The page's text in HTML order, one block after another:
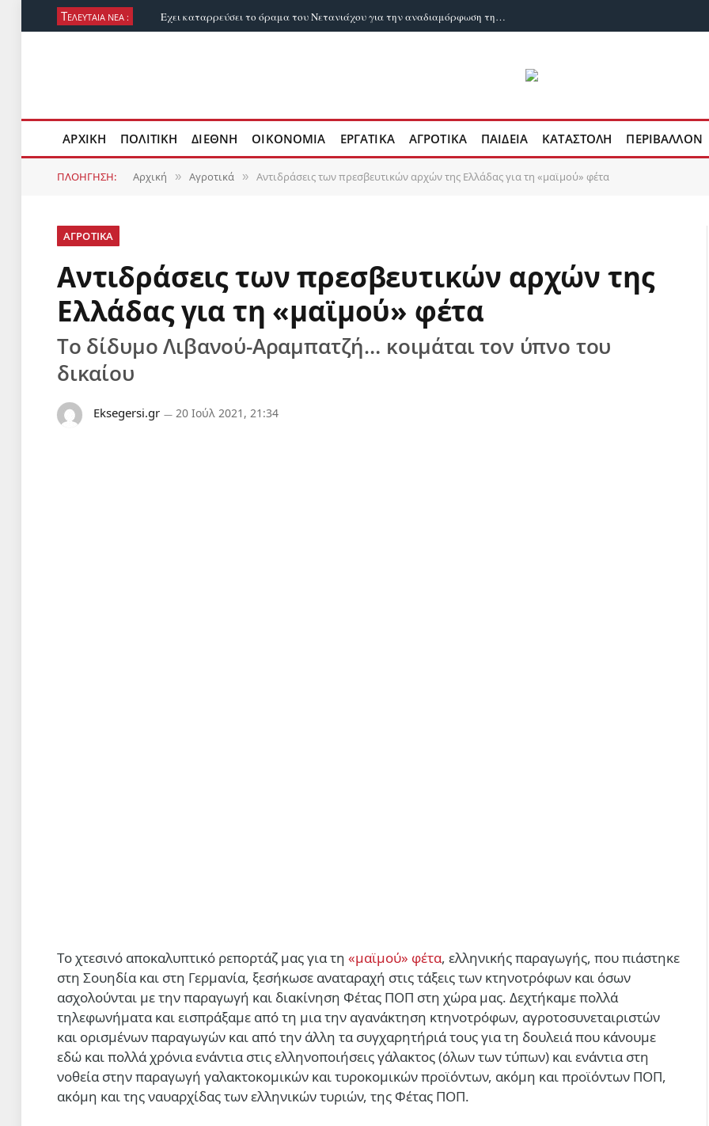
ΤΕΛΕΥΤΑΊΑ ΝΈΑ : Εχει καταρρεύσει το όραμα του Νετανιάχου για την αναδιαμόρφωση της Μέσης Ανατολής;
ΑΡΧΙΚΉ ΠΟΛΙΤΙΚΉ ΔΙΕΘΝΉ ΟΙΚΟΝΟΜΊΑ ΕΡΓΑΤΙΚΆ ΑΓΡΟΤΙΚΆ ΠΑΙΔΕΊΑ ΚΑΤΑΣΤΟΛΉ ΠΕΡΙΒΆΛΛΟΝ
ΠΛΟΉΓΗΣΗ: Αρχική » Αγροτικά » Αντιδράσεις των πρεσβευτικών αρχών της Ελλάδας για τη «μαϊμού» φέτα
ΑΓΡΟΤΙΚΆ
Αντιδράσεις των πρεσβευτικών αρχών της
Ελλάδας για τη «μαϊμού» φέτα
Το δίδυμο Λιβανού-Αραμπατζή… κοιμάται τον ύπνο του
δικαίου
Eksegersi.gr 20 Ιούλ 2021, 21:34
Τo χτεσινό αποκαλυπτικό ρεπορτάζ μας για τη «μαϊμού» φέτα, ελληνικής παραγωγής, που πιάστηκε
στη Σουηδία και στη Γερμανία, ξεσήκωσε αναταραχή στις τάξεις των κτηνοτρόφων και όσων
ασχολούνται με την παραγωγή και διακίνηση Φέτας ΠΟΠ στη χώρα μας. Δεχτήκαμε πολλά
τηλεφωνήματα και εισπράξαμε από τη μια την αγανάκτηση κτηνοτρόφων, αγροτοσυνεταιριστών
και ορισμένων παραγωγών και από την άλλη τα συγχαρητήριά τους για τη δουλειά που κάνουμε
εδώ και πολλά χρόνια ενάντια στις ελληνοποιήσεις γάλακτος (όλων των τύπων) και ενάντια στη
νοθεία στην παραγωγή γαλακτοκομικών και τυροκομικών προϊόντων, ακόμη και προϊόντων ΠΟΠ,
ακόμη και της ναυαρχίδας των ελληνικών τυριών, της Φέτας ΠΟΠ.